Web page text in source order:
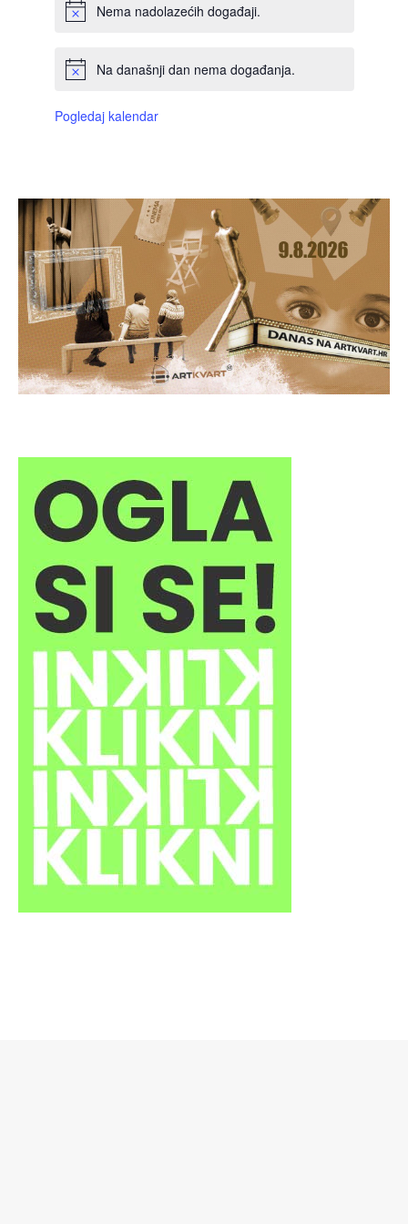
Nema nadolazećih događaji.
Na današnji dan nema događanja.
Pogledaj kalendar